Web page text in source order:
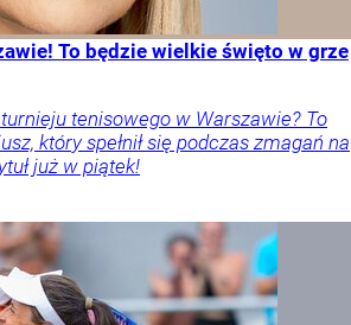
To będzie wielkie święto w grze
tenisowego w Warszawie? To
który spełnił się podczas zmagań na
już w piątek!